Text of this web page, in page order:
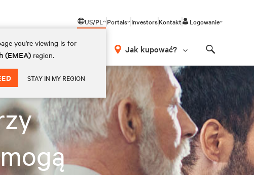
US/PL
you're viewing is for
(EMEA) region.
STAY IN MY REGION
Portals InvestorsKontakt Logowanie
Jak kupować?